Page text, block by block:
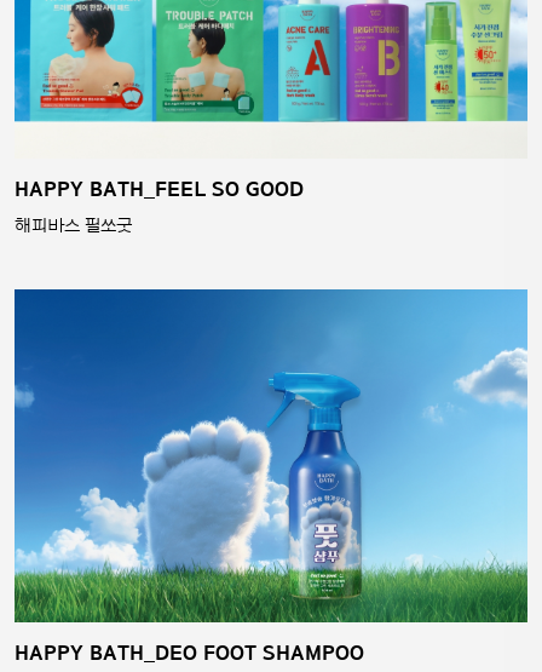
HAPPY BATH_FEEL SO GOOD
해피바스 필쏘굿
HAPPY BATH_DEO FOOT SHAMPOO